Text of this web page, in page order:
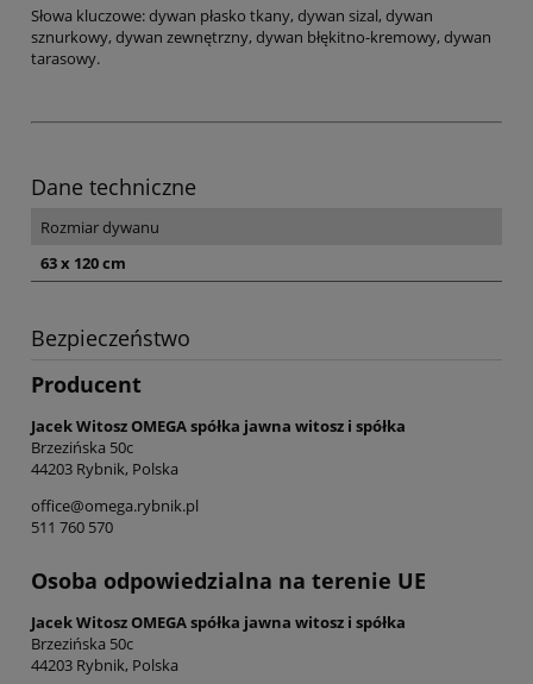
Słowa kluczowe: dywan płasko tkany, dywan sizal, dywan
sznurkowy, dywan zewnętrzny, dywan błękitno-kremowy, dywan
tarasowy.
Dane techniczne
Rozmiar dywanu
63 x 120 cm
Bezpieczeństwo
Producent
Jacek Witosz OMEGA spółka jawna witosz i spółka
Brzezińska 50c
44203 Rybnik, Polska
office@omega.rybnik.pl
511 760 570
Osoba odpowiedzialna na terenie UE
Jacek Witosz OMEGA spółka jawna witosz i spółka
Brzezińska 50c
44203 Rybnik, Polska